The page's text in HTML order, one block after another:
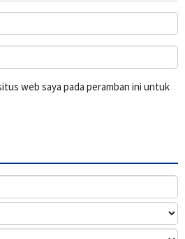
web saya pada peramban ini untuk